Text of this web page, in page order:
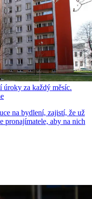
úroky za každý měsíc.
na bydlení, zajistí, že už
pronajímatele, aby na nich